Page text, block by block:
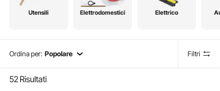
Utensili Elettrodomestici Elettrico
Ordina per: Popolare Filtri
52 Risultati